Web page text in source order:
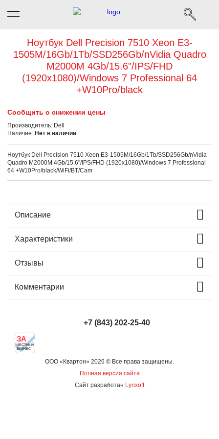
Ноутбук Dell Precision 7510 Xeon E3-
1505M/16Gb/1Tb/SSD256Gb/nVidia Quadro
M2000M 4Gb/15.6"/IPS/FHD
(1920x1080)/Windows 7 Professional 64
+W10Pro/black
Сообщить о снижении цены
Производитель: Dell
Наличие: Нет в наличии
Ноутбук Dell Precision 7510 Xeon E3-1505M/16Gb/1Tb/SSD256Gb/nVidia
Quadro M2000M 4Gb/15.6"/IPS/FHD (1920x1080)/Windows 7 Professional
64 +W10Pro/black/WiFi/BT/Cam
Описание
Характеристики
Отзывы
Комментарии
+7 (843) 202-25-40
ЗА
ЧЕСТНЫЙ
БИЗНЕС
ООО «Квартон» 2026 © Все права защищены.
Полная версия сайта
Сайт разработан Lynxoft